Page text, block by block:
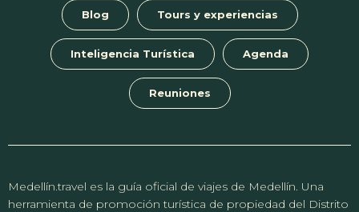
Blog Tours y experiencias
Inteligencia Turística Agenda
Reuniones
Medellín.travel es la guía oficial de viajes de Medellín. Una
herramienta de promoción turística de propiedad del Distrito